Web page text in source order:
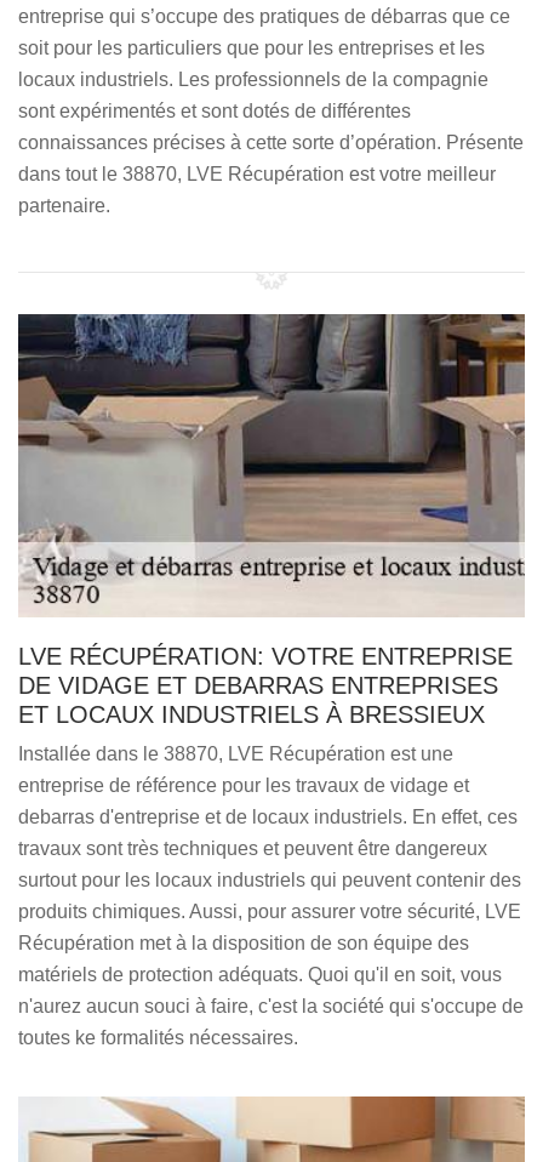
entreprise qui s’occupe des pratiques de débarras que ce
soit pour les particuliers que pour les entreprises et les
locaux industriels. Les professionnels de la compagnie
sont expérimentés et sont dotés de différentes
connaissances précises à cette sorte d’opération. Présente
dans tout le 38870, LVE Récupération est votre meilleur
partenaire.
LVE RÉCUPÉRATION: VOTRE ENTREPRISE
DE VIDAGE ET DEBARRAS ENTREPRISES
ET LOCAUX INDUSTRIELS À BRESSIEUX
Installée dans le 38870, LVE Récupération est une
entreprise de référence pour les travaux de vidage et
debarras d'entreprise et de locaux industriels. En effet, ces
travaux sont très techniques et peuvent être dangereux
surtout pour les locaux industriels qui peuvent contenir des
produits chimiques. Aussi, pour assurer votre sécurité, LVE
Récupération met à la disposition de son équipe des
matériels de protection adéquats. Quoi qu'il en soit, vous
n'aurez aucun souci à faire, c'est la société qui s'occupe de
toutes ke formalités nécessaires.